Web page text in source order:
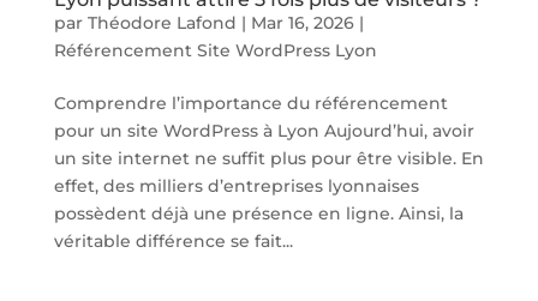
par Théodore Lafond | Mar 16, 2026|
Référencement Site WordPress Lyon
Comprendre l’importance du référencement
pour un site WordPress à Lyon Aujourd’hui, avoir
un site internet ne suffit plus pour être visible. En
effet, des milliers d’entreprises lyonnaises
possèdent déjà une présence en ligne. Ainsi, la
véritable différence se fait...